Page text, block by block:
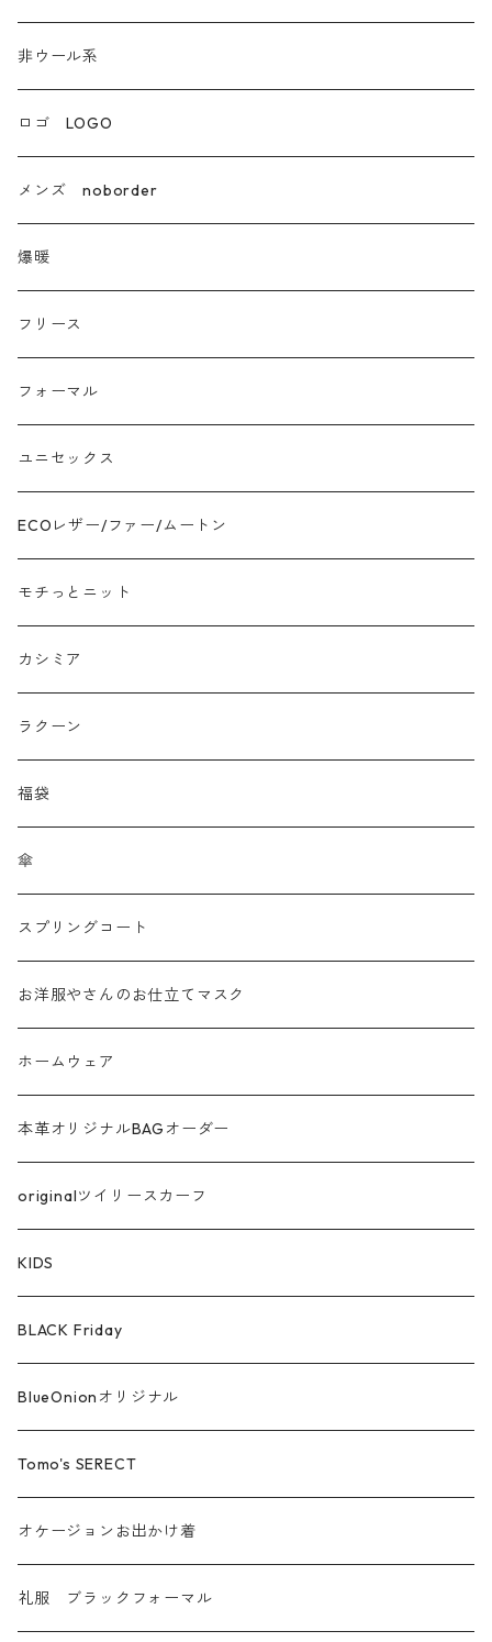
非ウール系
エコレザー合成皮革
カシミア
ラクーン フェレット フォックス
モヘア
モチッとニット
ツイード
ジャガード
接触冷感
プリント柄物
刺繍レース
メッシュ
チュール
フリンジ フェザー
シャギー
ラメ
サテン
綿ローン
シルケットコットン
ファー ムートン
汗染み防止
非ウール系
ロゴ LOGO
メンズ noborder
爆暖
フリース
フォーマル
ユニセックス
ECOレザー/ファー/ムートン
モチっとニット
カシミア
ラクーン
福袋
傘
スプリングコート
お洋服やさんのお仕立てマスク
ホームウェア
本革オリジナルBAGオーダー
originalツイリースカーフ
KIDS
BLACK Friday
BlueOnionオリジナル
Tomo's SERECT
オケージョンお出かけ着
礼服 ブラックフォーマル